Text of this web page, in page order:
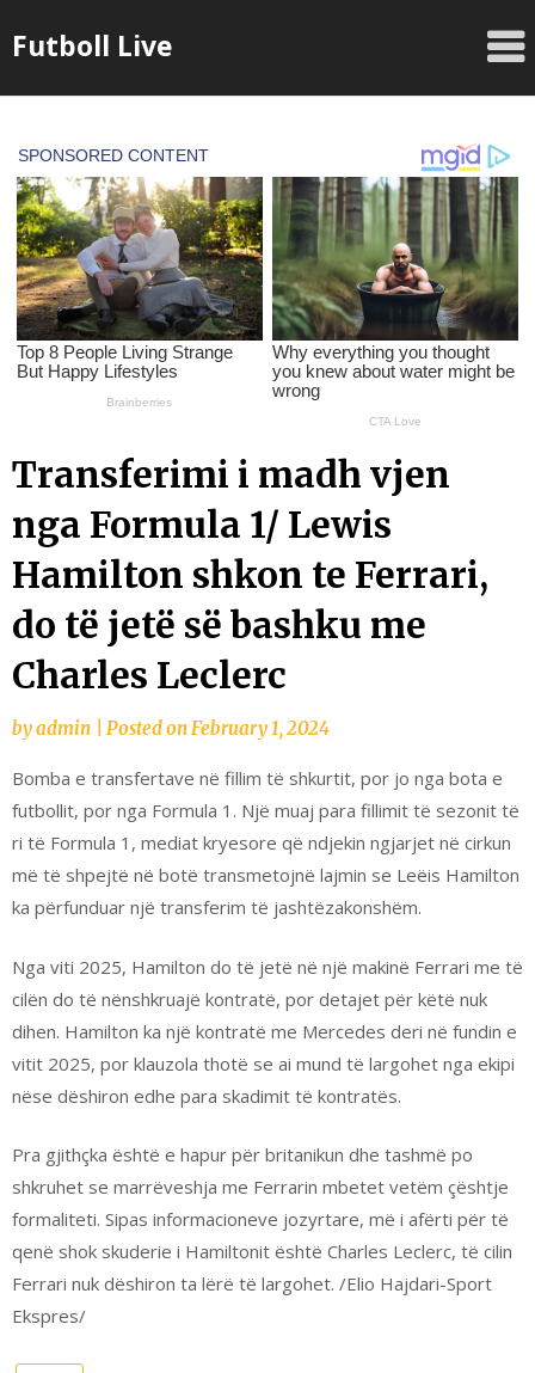
toFutboll Live
Transferimi i madh vjen
nga Formula 1/ Lewis
Hamilton shkon te Ferrari,
do të jetë së bashku me
Charles Leclerc
byadmin Posted onFebruary 1, 2024
Bomba e transfertave në fillim të shkurtit, por jo nga bota e
futbollit, por nga Formula 1. Një muaj para fillimit të sezonit të
ri të Formula 1, mediat kryesore që ndjekin ngjarjet në cirkun
më të shpejtë në botë transmetojnë lajmin se Leëis Hamilton
ka përfunduar një transferim të jashtëzakonshëm.
Nga viti 2025, Hamilton do të jetë në një makinë Ferrari me të
cilën do të nënshkruajë kontratë, por detajet për këtë nuk
dihen. Hamilton ka një kontratë me Mercedes deri në fundin e
vitit 2025, por klauzola thotë se ai mund të largohet nga ekipi
nëse dëshiron edhe para skadimit të kontratës.
Pra gjithçka është e hapur për britanikun dhe tashmë po
shkruhet se marrëveshja me Ferrarin mbetet vetëm çështje
formaliteti. Sipas informacioneve jozyrtare, më i afërti për të
qenë shok skuderie i Hamiltonit është Charles Leclerc, të cilin
Ferrari nuk dëshiron ta lërë të largohet. /Elio Hajdari-Sport
Ekspres/